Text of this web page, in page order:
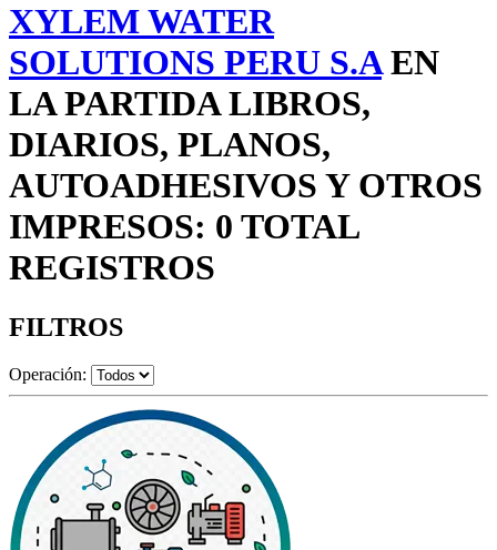
XYLEM WATER
SOLUTIONS PERU S.AEN
LA PARTIDA LIBROS,
DIARIOS, PLANOS,
AUTOADHESIVOS Y OTROS
IMPRESOS: 0 TOTAL
REGISTROS
FILTROS
Operación: